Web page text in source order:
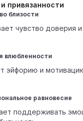
привязанности
близости
чувство доверия
влюбленности
эйфорию и
равновесие
поддерживать